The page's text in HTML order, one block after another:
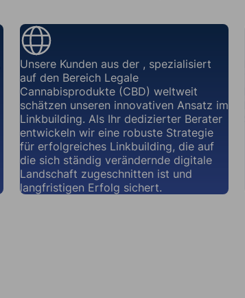
Unsere Kunden aus der , spezialisiert
auf den Bereich Legale
Cannabisprodukte (CBD) weltweit
schätzen unseren innovativen Ansatz im
Linkbuilding. Als Ihr dedizierter Berater
entwickeln wir eine robuste Strategie
für erfolgreiches Linkbuilding, die auf
die sich ständig verändernde digitale
Landschaft zugeschnitten ist und
langfristigen Erfolg sichert.